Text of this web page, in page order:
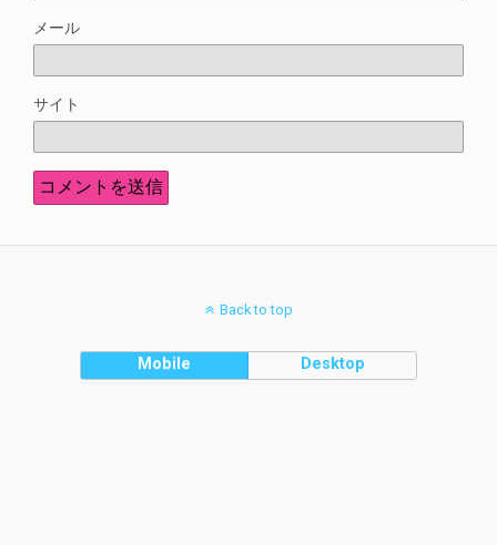
メール
サイト
Back to top
Mobile Desktop